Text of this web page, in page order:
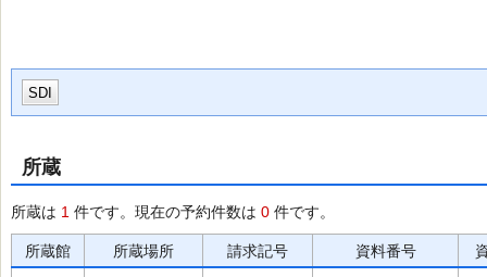
SDI
所蔵
所蔵は 1 件です。現在の予約件数は 0 件です。
所蔵館 所蔵場所 請求記号 資料番号